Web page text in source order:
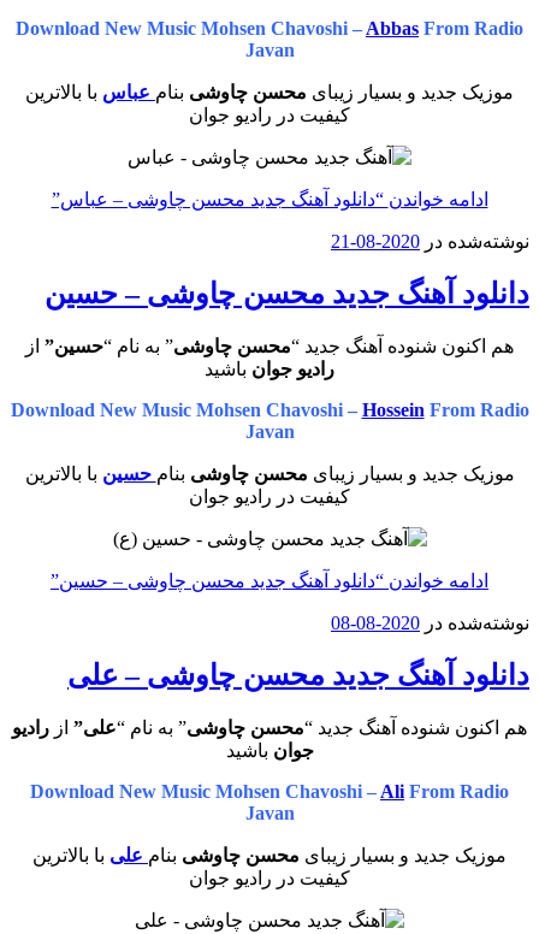
Download New Music Mohsen Chavoshi – Abbas From Radio
Javan
موزیک جدید و بسیار زیبای محسن چاوشی بنام عباس با بالاترین
کیفیت در رادیو جوان
ادامه خواندن “دانلود آهنگ جدید محسن چاوشی – عباس”
نوشته‌شده در 2020-08-21
دانلود آهنگ جدید محسن چاوشی – حسین
هم اکنون شنوده آهنگ جدید “محسن چاوشی” به نام “حسین” از
رادیو جوان باشید
Download New Music Mohsen Chavoshi – Hossein From Radio
Javan
موزیک جدید و بسیار زیبای محسن چاوشی بنام حسین با بالاترین
کیفیت در رادیو جوان
ادامه خواندن “دانلود آهنگ جدید محسن چاوشی – حسین”
نوشته‌شده در 2020-08-08
دانلود آهنگ جدید محسن چاوشی – علی
هم اکنون شنوده آهنگ جدید “محسن چاوشی” به نام “علی” از رادیو
جوان باشید
Download New Music Mohsen Chavoshi – Ali From Radio
Javan
موزیک جدید و بسیار زیبای محسن چاوشی بنام علی با بالاترین
کیفیت در رادیو جوان